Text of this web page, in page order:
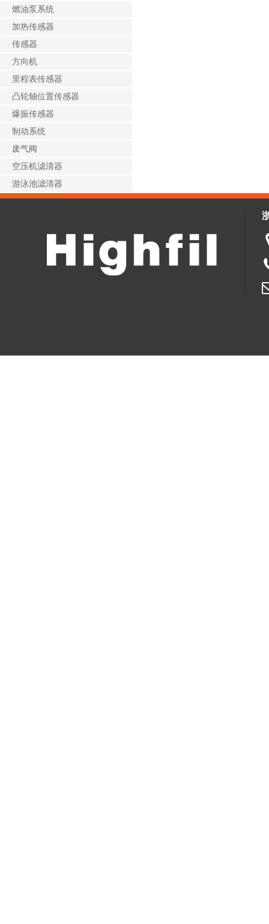
燃油泵系统
加热传感器
传感器
方向机
里程表传感器
凸轮轴位置传感器
爆振传感器
制动系统
废气阀
空压机滤清器
游泳池滤清器